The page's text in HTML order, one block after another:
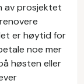
av prosjektet
er høytid for
noe mer
høsten eller